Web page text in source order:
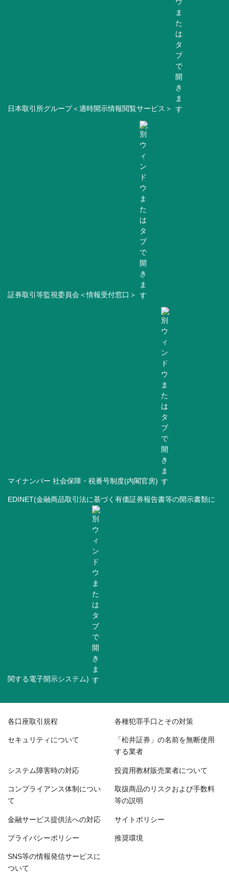
日本取引所グループ＜適時開示情報閲覧サービス＞
証券取引等監視委員会＜情報受付窓口＞
マイナンバー 社会保障・税番号制度(内閣官房)
EDINET(金融商品取引法に基づく有価証券報告書等の開示書類に
関する電子開示システム)
各口座取引規程 各種犯罪手口とその対策
セキュリティについて 「松井証券」の名前を無断使用
する業者
システム障害時の対応 投資用教材販売業者について
コンプライアンス体制につい
て
取扱商品のリスクおよび手数料
等の説明
金融サービス提供法への対応 サイトポリシー
プライバシーポリシー 推奨環境
SNS等の情報発信サービスに
ついて